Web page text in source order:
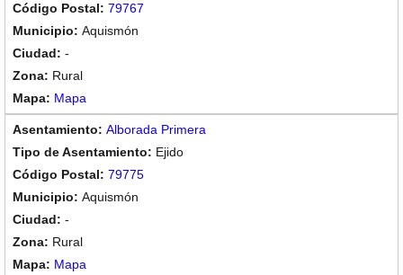
79767
Aquismón
-
Rural
Mapa
Alborada Primera
Ejido
79775
Aquismón
-
Rural
Mapa